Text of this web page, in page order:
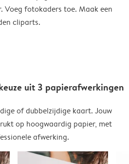
Voeg fotokaders toe. Maak een
cliparts.
uit 3 papierafwerkingen
of dubbelzijdige kaart. Jouw
op hoogwaardig papier, met
afwerking.